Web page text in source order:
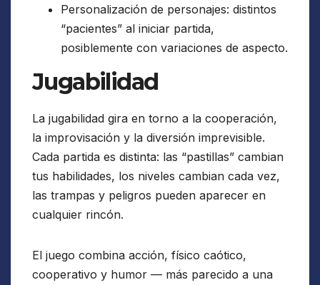
Personalización de personajes: distintos
“pacientes” al iniciar partida,
posiblemente con variaciones de aspecto.
Jugabilidad
La jugabilidad gira en torno a la cooperación,
la improvisación y la diversión imprevisible.
Cada partida es distinta: las “pastillas” cambian
tus habilidades, los niveles cambian cada vez,
las trampas y peligros pueden aparecer en
cualquier rincón.
El juego combina acción, físico caótico,
cooperativo y humor — más parecido a una